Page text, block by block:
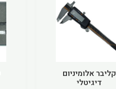
קליבר אלומיניום
דיגיטלי